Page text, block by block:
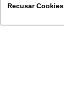
Recusar Cookies
13 de jul.